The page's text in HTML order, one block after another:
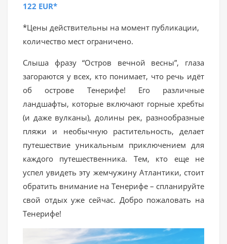
122 EUR*
*Цены действительны на момент публикации,
количество мест ограничено.
Слыша фразу “Остров вечной весны”, глаза
загораются у всех, кто понимает, что речь идёт
об острове Тенерифе! Его различные
ландшафты, которые включают горные хребты
(и даже вулканы), долины рек, разнообразные
пляжи и необычную растительность, делает
путешествие уникальным приключением для
каждого путешественника. Тем, кто еще не
успел увидеть эту жемчужину Атлантики, стоит
обратить внимание на Тенерифе – спланируйте
свой отдых уже сейчас. Добро пожаловать на
Тенерифе!